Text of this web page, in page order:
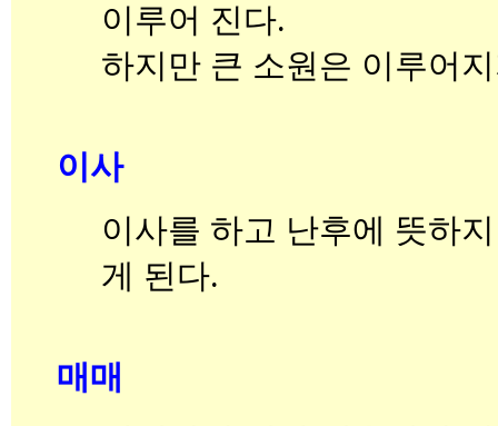
이루어 진다.
하지만 큰 소원은 이루어
이사
이사를 하고 난후에 뜻하
게 된다.
매매